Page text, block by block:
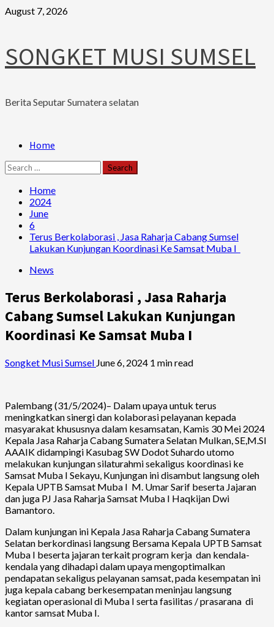
Skip
August 7, 2026
SONGKET MUSI SUMSEL
Berita Seputar Sumatera selatan
PrimaryHome
Search
for:
Home
2024
June
6
Terus Berkolaborasi , Jasa Raharja Cabang Sumsel
Lakukan Kunjungan Koordinasi Ke Samsat Muba I
News
Terus Berkolaborasi , Jasa Raharja
Cabang Sumsel Lakukan Kunjungan
Koordinasi Ke Samsat Muba I
Songket Musi Sumsel June 6, 2024 1 min read
Palembang (31/5/2024)– Dalam upaya untuk terus
meningkatkan sinergi dan kolaborasi pelayanan kepada
masyarakat khususnya dalam kesamsatan, Kamis 30 Mei 2024
Kepala Jasa Raharja Cabang Sumatera Selatan Mulkan, SE,M.SI
AAAIK didampingi Kasubag SW Dodot Suhardo utomo
melakukan kunjungan silaturahmi sekaligus koordinasi ke
Samsat Muba I Sekayu, Kunjungan ini disambut langsung oleh
Kepala UPTB Samsat Muba I M. Umar Sarif beserta Jajaran
dan juga PJ Jasa Raharja Samsat Muba I Haqkijan Dwi
Bamantoro.
Dalam kunjungan ini Kepala Jasa Raharja Cabang Sumatera
Selatan berkordinasi langsung Bersama Kepala UPTB Samsat
Muba I beserta jajaran terkait program kerja dan kendala-
kendala yang dihadapi dalam upaya mengoptimalkan
pendapatan sekaligus pelayanan samsat, pada kesempatan ini
juga kepala cabang berkesempatan meninjau langsung
kegiatan operasional di Muba I serta fasilitas / prasarana di
kantor samsat Muba I.